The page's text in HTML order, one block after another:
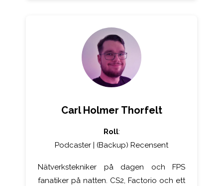
Carl Holmer Thorfelt
Roll:
Podcaster | (Backup) Recensent
Nätverkstekniker på dagen och FPS
fanatiker på natten. CS2, Factorio och ett